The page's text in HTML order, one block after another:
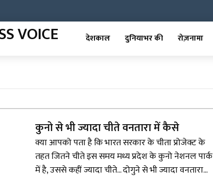
देशकाल दुनियाभर की रोज़नामा
कुनो से भी ज्यादा चीते वनतारा में कैसे
क्या आपको पता है कि भारत सरकार के चीता प्रोजेक्ट के
तहत जितने चीते इस समय मध्य प्रदेश के कुनो नेशनल पार्क
में है, उससे कहीं ज्यादा चीते... दोगुने से भी ज्यादा वनतारा...